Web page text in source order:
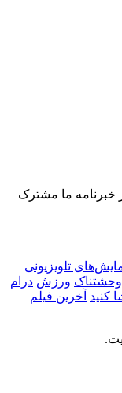
خبرنامه ما مشترک
تلویزیونی
وحشتناک ورزش درام
کنید آخرین فیلم